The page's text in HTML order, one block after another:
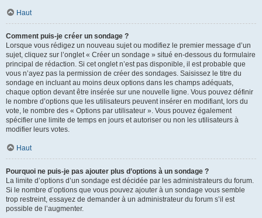
Haut
Comment puis-je créer un sondage ?
Lorsque vous rédigez un nouveau sujet ou modifiez le premier message d’un
sujet, cliquez sur l’onglet « Créer un sondage » situé en-dessous du formulaire
principal de rédaction. Si cet onglet n’est pas disponible, il est probable que
vous n’ayez pas la permission de créer des sondages. Saisissez le titre du
sondage en incluant au moins deux options dans les champs adéquats,
chaque option devant être insérée sur une nouvelle ligne. Vous pouvez définir
le nombre d’options que les utilisateurs peuvent insérer en modifiant, lors du
vote, le nombre des « Options par utilisateur ». Vous pouvez également
spécifier une limite de temps en jours et autoriser ou non les utilisateurs à
modifier leurs votes.
Haut
Pourquoi ne puis-je pas ajouter plus d’options à un sondage ?
La limite d’options d’un sondage est décidée par les administrateurs du forum.
Si le nombre d’options que vous pouvez ajouter à un sondage vous semble
trop restreint, essayez de demander à un administrateur du forum s’il est
possible de l’augmenter.